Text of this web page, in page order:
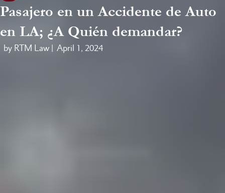
Pasajero en un Accidente de Auto
en LA; ¿A Quién demandar?
by RTM Law | April 1, 2024